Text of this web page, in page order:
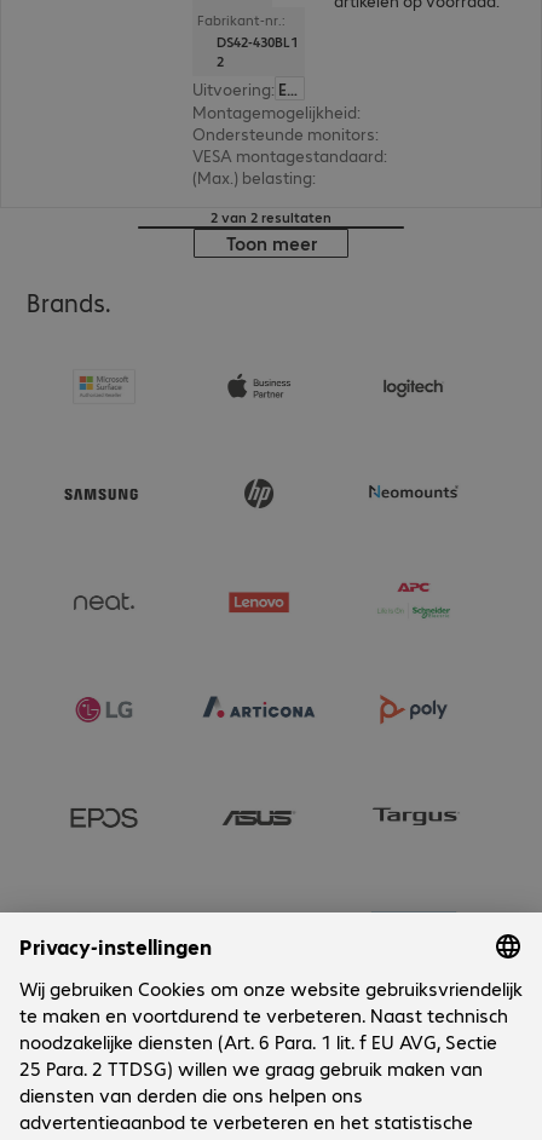
Fabrikant-nr.:
DS42-430BL1
2
Uitvoering: Europa
Montagemogelijkheid:
Ondersteunde monitors:
VESA montagestandaard:
(Max.) belasting:
2 van 2 resultaten
Toon meer
Brands.
Onderneming